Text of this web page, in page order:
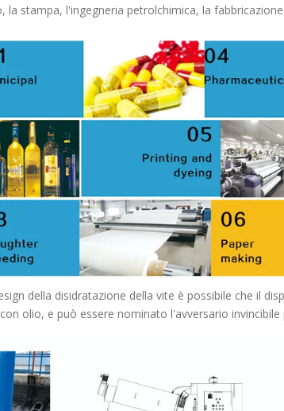
la stampa, l'ingegneria petrolchimica, la
della disidratazione della vite è possibile che il
olio, e può essere nominato l'avversario